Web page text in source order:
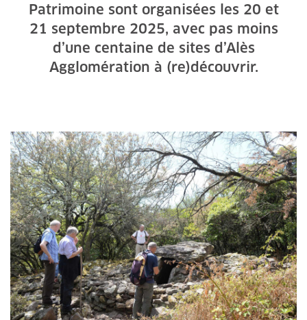
Patrimoine sont organisées les 20 et
21 septembre 2025, avec pas moins
d’une centaine de sites d’Alès
Agglomération à (re)découvrir.